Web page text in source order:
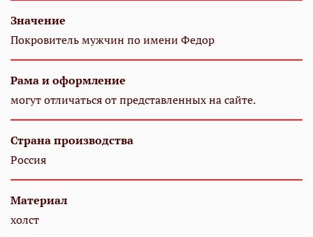
Значение
Покровитель мужчин по имени Федор
Рама и оформление
могут отличаться от представленных на сайте.
Страна производства
Россия
Материал
холст